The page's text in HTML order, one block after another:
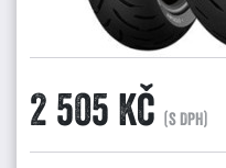
2 505 Kč (s DPH)